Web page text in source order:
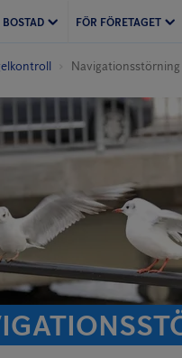
FÖR FÖRETAGET
Navigationsstörning